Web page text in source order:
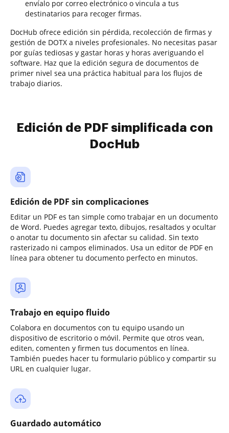
envíalo por correo electrónico o vincula a tus
destinatarios para recoger firmas.
DocHub ofrece edición sin pérdida, recolección de firmas y
gestión de DOTX a niveles profesionales. No necesitas pasar
por guías tediosas y gastar horas y horas averiguando el
software. Haz que la edición segura de documentos de
primer nivel sea una práctica habitual para los flujos de
trabajo diarios.
Edición de PDF simplificada con
DocHub
Edición de PDF sin complicaciones
Editar un PDF es tan simple como trabajar en un documento
de Word. Puedes agregar texto, dibujos, resaltados y ocultar
o anotar tu documento sin afectar su calidad. Sin texto
rasterizado ni campos eliminados. Usa un editor de PDF en
línea para obtener tu documento perfecto en minutos.
Trabajo en equipo fluido
Colabora en documentos con tu equipo usando un
dispositivo de escritorio o móvil. Permite que otros vean,
editen, comenten y firmen tus documentos en línea.
También puedes hacer tu formulario público y compartir su
URL en cualquier lugar.
Guardado automático